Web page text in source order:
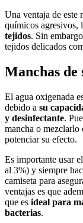
Una ventaja de este
químicos agresivos,
tejidos. Sin
tejidos delicados
Manchas de
El agua oxigenada
debido a su
y desinfectante.
mancha o mezclarlo
potenciar su efecto.
Es importante usar
al 3%) y siempre
camiseta para
ventajas es que
que es ideal para
bacterias.